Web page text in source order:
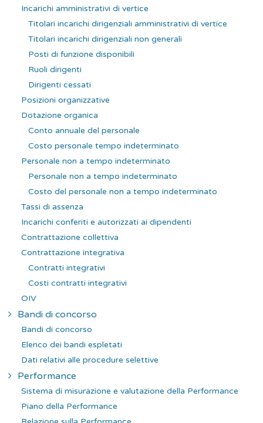
Incarichi amministrativi di vertice
Titolari incarichi dirigenziali amministrativi di vertice
Titolari incarichi dirigenziali non generali
Posti di funzione disponibili
Ruoli dirigenti
Dirigenti cessati
Posizioni organizzative
Dotazione organica
Conto annuale del personale
Costo personale tempo indeterminato
Personale non a tempo indeterminato
Personale non a tempo indeterminato
Costo del personale non a tempo indeterminato
Tassi di assenza
Incarichi conferiti e autorizzati ai dipendenti
Contrattazione collettiva
Contrattazione integrativa
Contratti integrativi
Costi contratti integrativi
OIV
Bandi di concorso
Bandi di concorso
Elenco dei bandi espletati
Dati relativi alle procedure selettive
Performance
Sistema di misurazione e valutazione della Performance
Piano della Performance